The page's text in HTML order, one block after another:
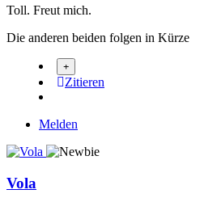
Toll. Freut mich.
Die anderen beiden folgen in Kürze
Zitieren
Melden
Vola